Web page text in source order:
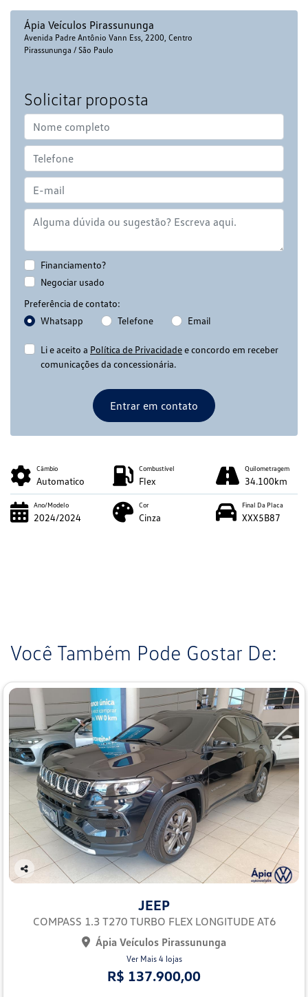
Ápia Veículos Pirassununga
Avenida Padre Antônio Vann Ess, 2200, Centro
Pirassununga / São Paulo
Solicitar proposta
Financiamento?
Negociar usado
Preferência de contato:
Whatsapp
Telefone Email
Li e aceito a Política de Privacidadee concordo em receber
comunicações da concessionária.
Entrar em contato
Câmbio
Automatico
Combustível
Flex
Quilometragem
34.100km
Ano/Modelo
2024/2024
Cor
Cinza
Final Da Placa
XXX5B87
Você Também Pode Gostar De:
Co
JEEP
COMPASS 1.3 T270 TURBO FLEX LONGITUDE AT6
Ápia Veículos Pirassununga
Ver Mais 4 lojas
R$ 137.900,00